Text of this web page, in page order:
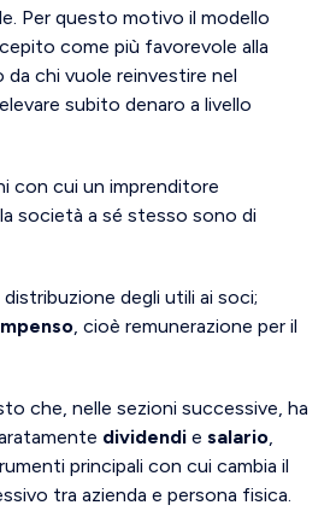
Per questo motivo il modello
come più favorevole alla
chi vuole reinvestire nel
subito denaro a livello
con cui un imprenditore
società a sé stesso sono di
distribuzione degli utili ai soci;
, cioè remunerazione per il
che, nelle sezioni successive, ha
dividendi e salario
principali con cui cambia il
tra azienda e persona fisica.